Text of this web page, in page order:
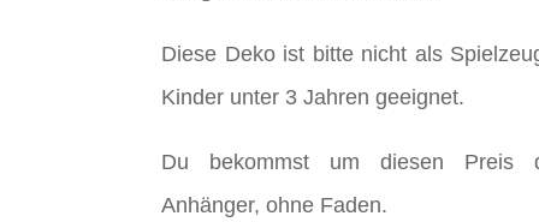
Diese Deko ist bitte nicht als
Kinder unter 3 Jahren geeignet.
Du bekommst um diesen Preis
Anhänger, ohne Faden.